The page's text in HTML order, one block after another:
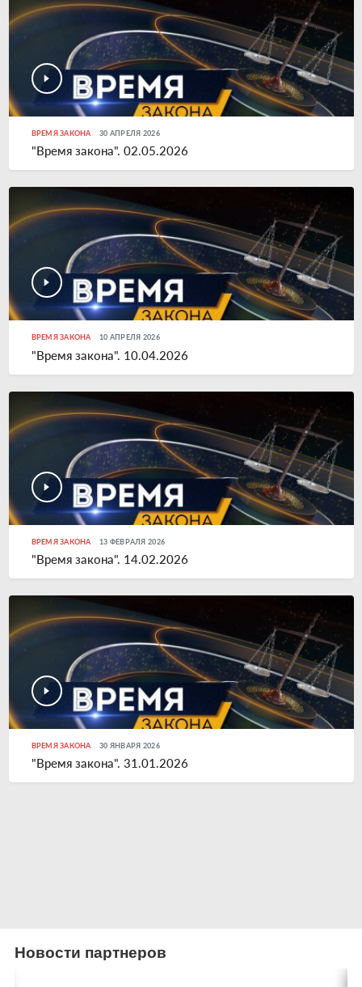
ВРЕМЯ ЗАКОНА 30 АПРЕЛЯ 2026
"Время закона". 02.05.2026
ВРЕМЯ ЗАКОНА 10 АПРЕЛЯ 2026
"Время закона". 10.04.2026
ВРЕМЯ ЗАКОНА 13 ФЕВРАЛЯ 2026
"Время закона". 14.02.2026
ВРЕМЯ ЗАКОНА 30 ЯНВАРЯ 2026
"Время закона". 31.01.2026
Новости партнеров